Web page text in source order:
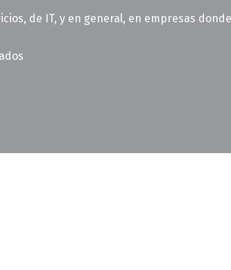
de IT, y en general, en empresas